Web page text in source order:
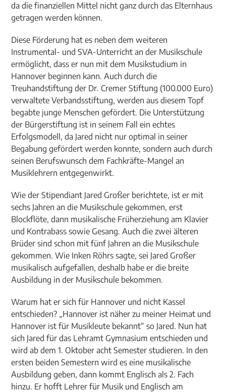
da die finanziellen Mittel nicht ganz durch das Elternhaus
getragen werden können.
Diese Förderung hat es neben dem weiteren
Instrumental- und SVA-Unterricht an der Musikschule
ermöglicht, dass er nun mit dem Musikstudium in
Hannover beginnen kann. Auch durch die
Treuhandstiftung der Dr. Cremer Stiftung (100.000 Euro)
verwaltete Verbandsstiftung, werden aus diesem Topf
begabte junge Menschen gefördert. Die Unterstützung
der Bürgerstiftung ist in seinem Fall ein echtes
Erfolgsmodell, da Jared nicht nur optimal in seiner
Begabung gefördert werden konnte, sondern auch durch
seinen Berufswunsch dem Fachkräfte-Mangel an
Musiklehrern entgegenwirkt.
Wie der Stipendiant Jared Großer berichtete, ist er mit
sechs Jahren an die Musikschule gekommen, erst
Blockflöte, dann musikalische Früherziehung am Klavier
und Kontrabass sowie Gesang. Auch die zwei älteren
Brüder sind schon mit fünf Jahren an die Musikschule
gekommen. Wie Inken Röhrs sagte, sei Jared Großer
musikalisch aufgefallen, deshalb habe er die breite
Ausbildung in der Musikschule bekommen.
Warum hat er sich für Hannover und nicht Kassel
entschieden? „Hannover ist näher zu meiner Heimat und
Hannover ist für Musikleute bekannt“ so Jared. Nun hat
sich Jared für das Lehramt Gymnasium entschieden und
wird ab dem 1. Oktober acht Semester studieren. In den
ersten beiden Semestern wird es eine musikalische
Ausbildung geben, dann kommt Englisch als 2. Fach
hinzu. Er hofft Lehrer für Musik und Englisch am